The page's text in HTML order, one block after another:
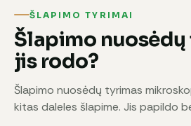
ŠLAPIMO TYRIMAI
Šlapimo nuosėdų
jis rodo?
Šlapimo nuosėdų tyrimas
kitas daleles šlapime. Jis papildo